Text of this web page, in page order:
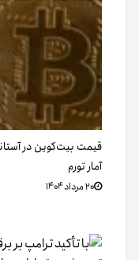
قیمت بیت‌کوین در
آمار تورم
۲۰ مرداد ۱۴۰۴